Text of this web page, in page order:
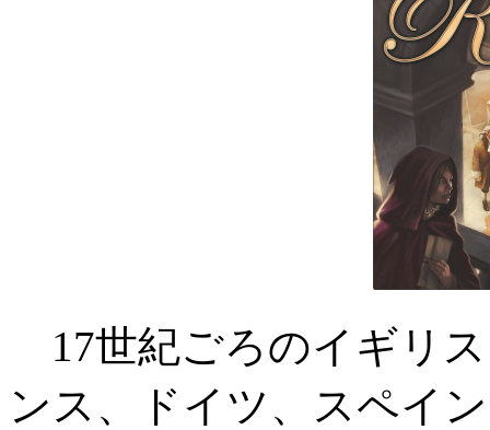
17世紀ごろのイギリ
ンス、ドイツ、スペイ